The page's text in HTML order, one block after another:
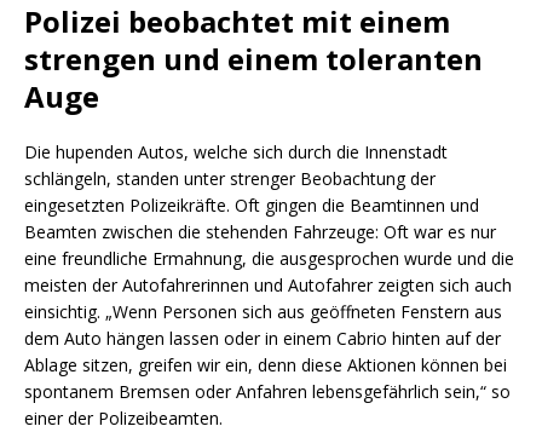
Polizei beobachtet mit einem
strengen und einem toleranten
Auge
Die hupenden Autos, welche sich durch die Innenstadt
schlängeln, standen unter strenger Beobachtung der
eingesetzten Polizeikräfte. Oft gingen die Beamtinnen und
Beamten zwischen die stehenden Fahrzeuge: Oft war es nur
eine freundliche Ermahnung, die ausgesprochen wurde und die
meisten der Autofahrerinnen und Autofahrer zeigten sich auch
einsichtig. „Wenn Personen sich aus geöffneten Fenstern aus
dem Auto hängen lassen oder in einem Cabrio hinten auf der
Ablage sitzen, greifen wir ein, denn diese Aktionen können bei
spontanem Bremsen oder Anfahren lebensgefährlich sein,“ so
einer der Polizeibeamten.